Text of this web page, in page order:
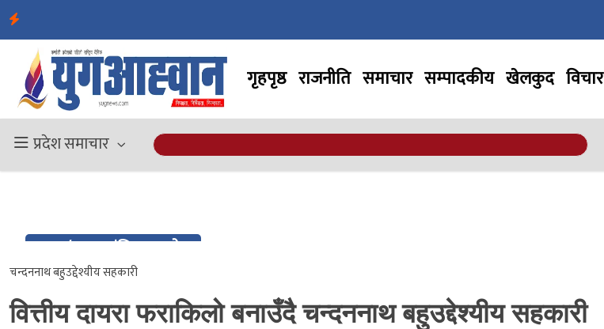
गृहपृष्ठ राजनीति समाचार सम्पादकीय खेलकुद विचार
प्रदेश समाचार
15 / २०८० मंसिर २९ गते
Dec / २०८० मंसिर २९ गते
चन्दननाथ बहुउद्देश्यीय सहकारी
वित्तीय दायरा फराकिलो बनाउँदै चन्दननाथ बहुउद्देश्यीय सहकारी